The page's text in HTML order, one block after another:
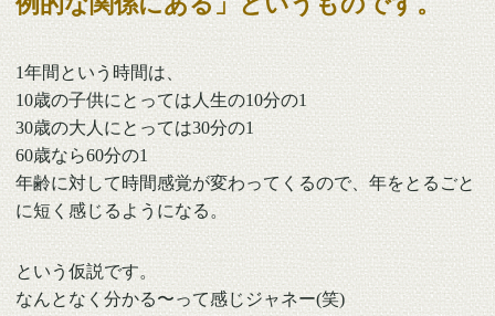
1年間という時間は、
10歳の子供にとっては人生の10分の1
30歳の大人にとっては30分の1
60歳なら60分の1
年齢に対して時間感覚が変わってくるので、年をとるごと
に短く感じるようになる。
という仮説です。
なんとなく分かる〜って感じジャネー(笑)